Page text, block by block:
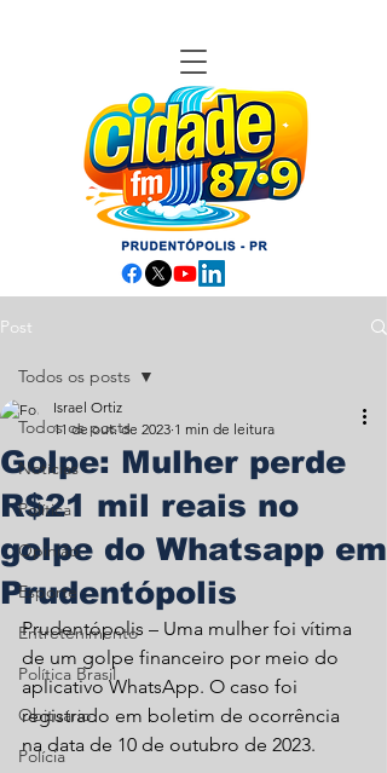
Post
Todos os posts
Notícias
Política
Opinião
Esporte
Entretenimento
Política Brasil
Obituário
Polícia
Todos os posts
Golpe: Mulher perde
R$21 mil reais no
golpe do Whatsapp em
Prudentópolis
Israel Ortiz
11 de out. de 2023 1 min de leitura
Prudentópolis – Uma mulher foi vítima
de um golpe financeiro por meio do
aplicativo WhatsApp. O caso foi
registrado em boletim de ocorrência
na data de 10 de outubro de 2023.